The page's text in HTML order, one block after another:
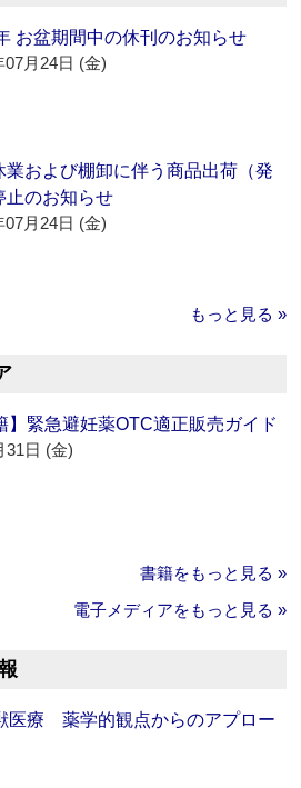
お盆期間中の休刊のお知らせ
07月24日 (金)
業および棚卸に伴う商品出荷（発
止のお知らせ
07月24日 (金)
もっと見る »
】緊急避妊薬OTC適正販売ガイド
31日 (金)
書籍をもっと見る »
電子メディアをもっと見る »
医療 薬学的観点からのアプロー